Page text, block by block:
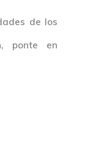
de los
ponte en